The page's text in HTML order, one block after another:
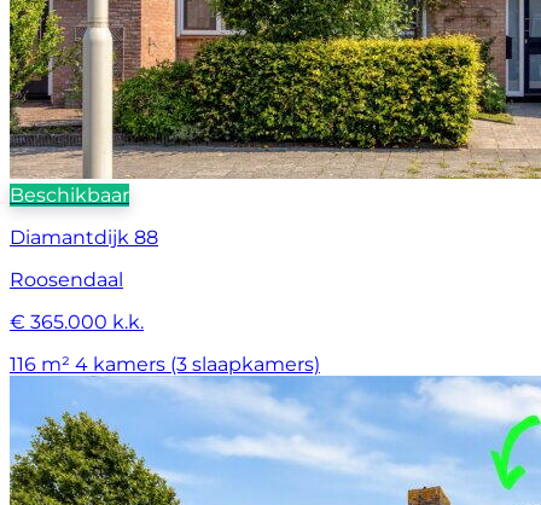
Beschikbaar
Diamantdijk 88
Roosendaal
€ 365.000 k.k.
116 m² 4 kamers (3 slaapkamers)